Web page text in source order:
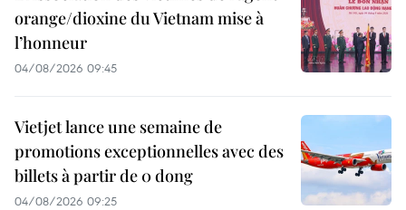
orange/dioxine du Vietnam mise à
l’honneur
04/08/2026 09:45
Vietjet lance une semaine de
promotions exceptionnelles avec des
billets à partir de 0 dong
04/08/2026 09:25